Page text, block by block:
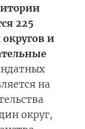
225
и
на
округ,